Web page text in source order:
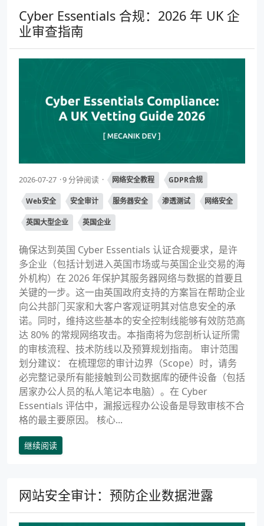
Cyber Essentials 合规：2026 年 UK 企
业审查指南
2026-07-27 9 分钟阅读 网络安全教程 GDPR合规
Web安全 安全审计 服务器安全 渗透测试 网络安全
英国大型企业 英国企业
确保达到英国 Cyber Essentials 认证合规要求，是许
多企业（包括计划进入英国市场或与英国企业交易的海
外机构）在 2026 年保护其服务器网络与数据的首要且
关键的一步。这一由英国政府支持的方案旨在帮助企业
向公共部门买家和大客户客观证明其对信息安全的承
诺。同时，维持这些基本的安全控制线能够有效防范高
达 80% 的常规网络攻击。本指南将为您剖析认证所需
的审核流程、技术防线以及预算规划指南。 审计范围
划分建议： 在梳理您的审计边界（Scope）时，请务
必完整记录所有能接触到公司数据库的硬件设备（包括
居家办公人员的私人笔记本电脑）。在 Cyber
Essentials 评估中，漏报远程办公设备是导致审核不合
格的最主要原因。 核心...
继续阅读
网站安全审计：预防企业数据泄露